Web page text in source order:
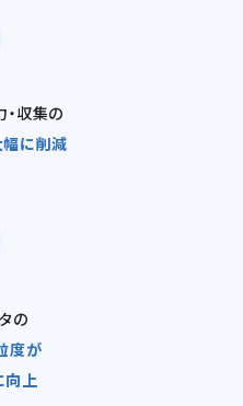
・収集の
幅に削減
の
度が
向上